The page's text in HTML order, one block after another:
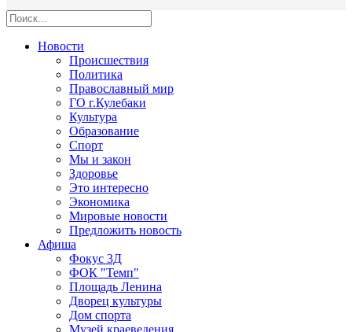
Новости
Происшествия
Политика
Православный мир
ГО г.Кулебаки
Культура
Образование
Спорт
Мы и закон
Здоровье
Это интересно
Экономика
Мировые новости
Предложить новость
Афиша
Фокус 3Д
ФОК "Темп"
Площадь Ленина
Дворец культуры
Дом спорта